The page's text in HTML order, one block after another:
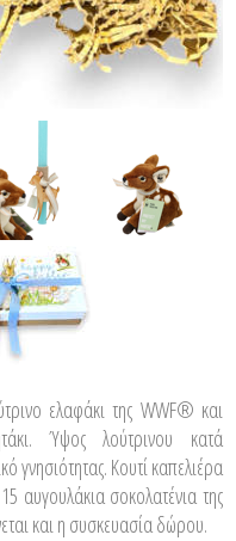
ελαφάκι της WWF® και
Ύψος λούτρινου κατά
γνησιότητας. Κουτί καπελιέρα
αυγουλάκια σοκολατένια της
και η συσκευασία δώρου.